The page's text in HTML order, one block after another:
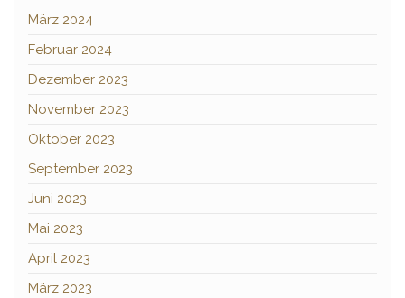
März 2024
Februar 2024
Dezember 2023
November 2023
Oktober 2023
September 2023
Juni 2023
Mai 2023
April 2023
März 2023